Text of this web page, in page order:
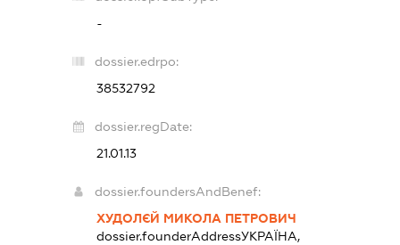
-
dossier.edrpo:
38532792
dossier.regDate:
21.01.13
dossier.foundersAndBenef:
ХУДОЛЄЙ МИКОЛА ПЕТРОВИЧ
dossier.founderAddressУКРАЇНА,